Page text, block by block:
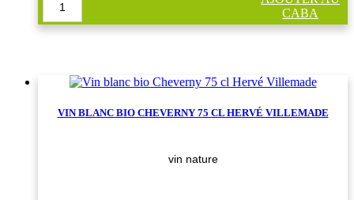
CABA
VIN BLANC BIO CHEVERNY 75 CL HERVÉ VILLEMADE
vin nature